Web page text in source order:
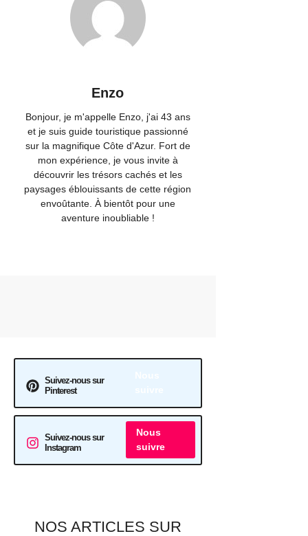
Enzo
Bonjour, je m'appelle Enzo, j'ai 43 ans
et je suis guide touristique passionné
sur la magnifique Côte d'Azur. Fort de
mon expérience, je vous invite à
découvrir les trésors cachés et les
paysages éblouissants de cette région
envoûtante. À bientôt pour une
aventure inoubliable !
Suivez-nous sur
Pinterest
Suivez-nous sur
Instagram
Nous
suivre
NOS ARTICLES SUR